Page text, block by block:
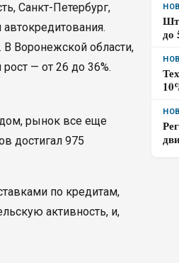
Санкт-Петербург,
Воронежской области,
— от 26 до 36%.
рынок все еще
достигал 975
по кредитам,
активность, и,
до